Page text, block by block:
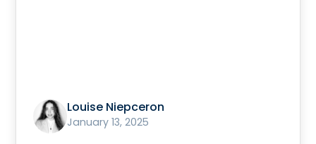
Louise Niepceron
January 13, 2025